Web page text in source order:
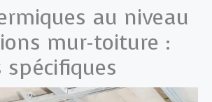
au niveau
mur-toiture :